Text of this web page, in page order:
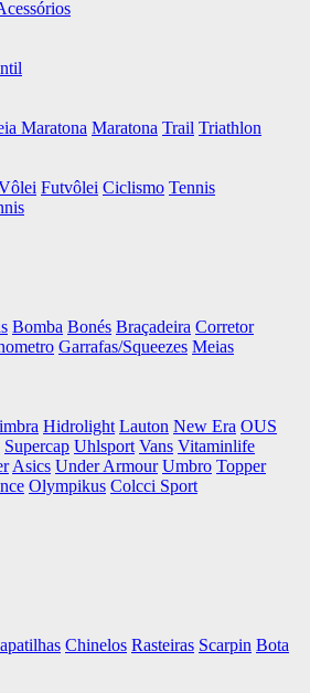
Maratona Maratona Trail Triathlon
Futvôlei Ciclismo Tennis
Bomba Bonés Braçadeira Corretor
Garrafas/Squeezes Meias
Hidrolight Lauton New Era OUS
Supercap Uhlsport Vans Vitaminlife
Asics Under Armour Umbro Topper
Olympikus Colcci Sport
Chinelos Rasteiras Scarpin Bota